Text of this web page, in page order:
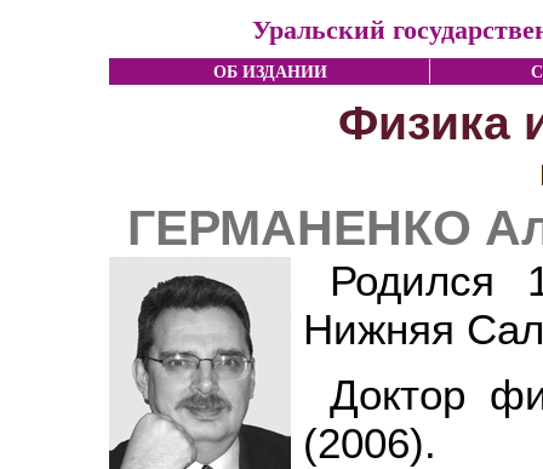
Уральский
ОБ ИЗДАНИИ
Физика
ГЕРМАНЕНКО
Родился
Нижняя
Доктор
(2006).